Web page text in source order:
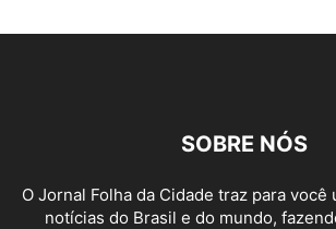
SOBRE NÓS
O Jornal Folha da Cidade traz para você
notícias do Brasil e do mundo,